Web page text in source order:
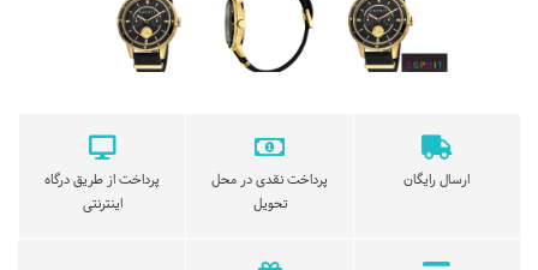
ارسال رایگان
پرداخت نقدی در محل
تحویل
پرداخت از طریق درگاه
اینترنتی